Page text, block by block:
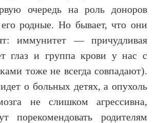
очередь на роль доноров
родные. Но бывает, что они
иммунитет — причудливая
глаз и группа крови у нас с
тоже не всегда совпадают).
о больных детях, а опухоль
не слишком агрессивна,
порекомендовать родителям